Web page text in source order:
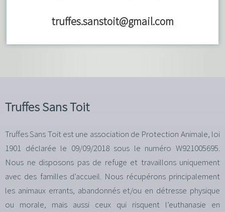
truffes.sanstoit@gmail.com
Truffes Sans Toit
Truffes Sans Toit est une association de Protection Animale, loi
1901 déclarée le 09/09/2018 sous le numéro W921005695.
Nous ne disposons pas de refuge et travaillons uniquement
avec des familles d’accueil. Nous récupérons principalement
les animaux errants, abandonnés et/ou en détresse physique
ou morale, mais aussi ceux qui risquent l’euthanasie en